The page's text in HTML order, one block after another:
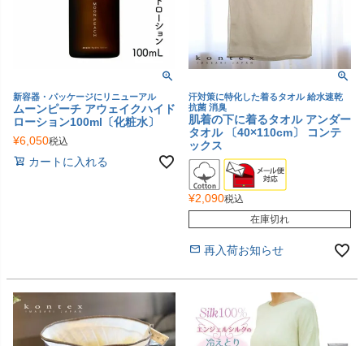
新容器・パッケージにリニューアル
ムーンピーチ アウェイクハイド
ローション100ml〔化粧水〕
¥6,050税込
カートに入れる
汗対策に特化した着るタオル 給水速乾
抗菌 消臭
肌着の下に着るタオル アンダー
タオル 〔40×110cm〕 コンテ
ックス
¥2,090税込
在庫切れ
再入荷お知らせ